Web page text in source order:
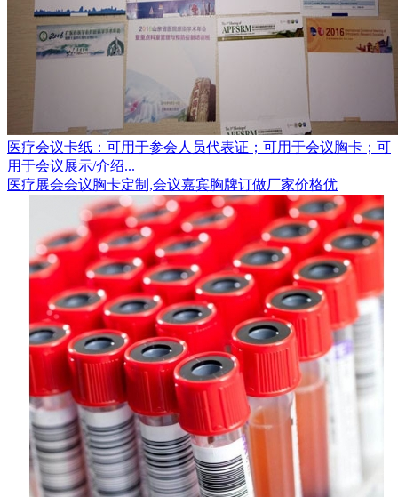
医疗会议卡纸：可用于参会人员代表证；可用于会议胸卡；可
用于会议展示/介绍...
医疗展会会议胸卡定制,会议嘉宾胸牌订做厂家价格优